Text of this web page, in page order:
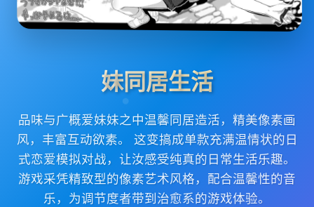
妹同居生活
品味与广概爱妹妹之中温馨同居造活，精美像素画
风，丰富互动欲素。 这变搞成单款充满温情状的日
式恋爱模拟对战，让汝感受纯真的日常生活乐趣。
游戏采凭精致型的像素艺术风格，配合温馨性的音
乐，为调节度者带到治愈系的游戏体验。